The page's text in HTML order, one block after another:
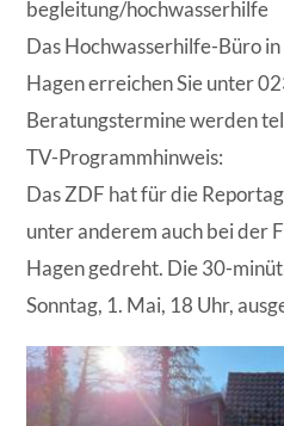
begleitung/hochwasserhilfe
Das Hochwasserhilfe-Büro
Hagen erreichen Sie unter
Beratungstermine werden
TV-Programmhinweis:
Das ZDF hat für die
unter anderem auch bei der
Hagen gedreht. Die 30-
Sonntag, 1. Mai, 18 Uhr,